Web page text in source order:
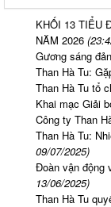
KHỐI 13 TIỂU
NĂM 2026
Gương sáng
Than Hà Tu:
Than Hà Tu tổ
Khai mạc Giải
Công ty Than
Than Hà Tu:
09/07/2025)
Đoàn vận động
13/06/2025)
Than Hà Tu